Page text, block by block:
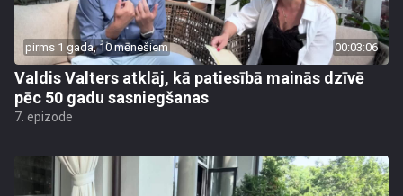
pirms 1 gada, 10 mēnešiem 00:03:06
Valdis Valters atklāj, kā patiesībā mainās dzīvē
pēc 50 gadu sasniegšanas
7. epizode